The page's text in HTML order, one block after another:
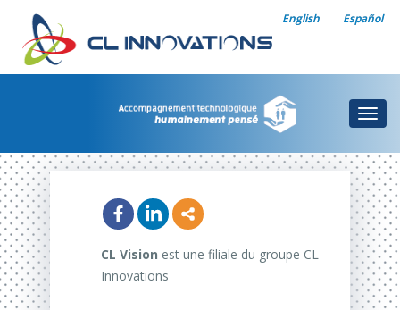
CL Vision est une filiale du groupe CL
Innovations
Español
English